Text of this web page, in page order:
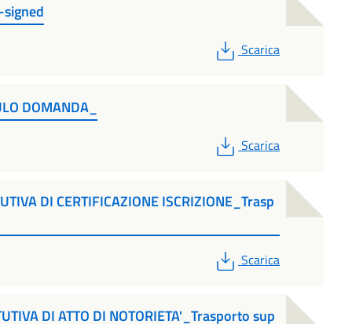
PDF
Scarica
DOMANDA_
PDF
Scarica
DI CERTIFICAZIONE ISCRIZIONE_Trasp
PDF
Scarica
DI ATTO DI NOTORIETA'_Trasporto sup